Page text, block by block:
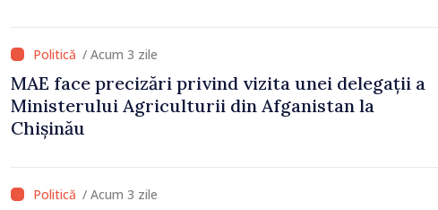
/ Acum 3 zile
MAE face precizări privind vizita unei delegații a
Ministerului Agriculturii din Afganistan la
Chișinău
/ Acum 3 zile